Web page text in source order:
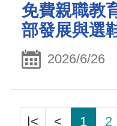
免費親職教
部發展與選
2026/6/26
|< < 1 2